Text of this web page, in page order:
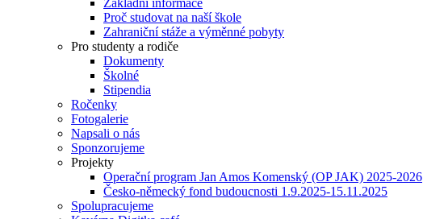
Základní informace
Proč studovat na naší škole
Zahraniční stáže a výměnné pobyty
Pro studenty a rodiče
Dokumenty
Školné
Stipendia
Ročenky
Fotogalerie
Napsali o nás
Sponzorujeme
Projekty
Operační program Jan Amos Komenský (OP JAK) 2025-2026
Česko-německý fond budoucnosti 1.9.2025-15.11.2025
Spolupracujeme